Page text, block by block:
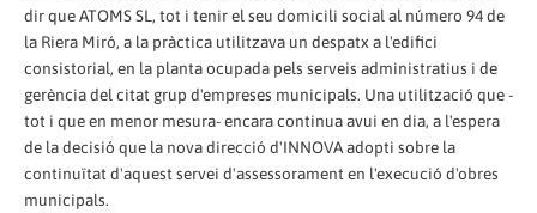
dir que ATOMS SL, tot i tenir el seu domicili social al número 94 de
la Riera Miró, a la pràctica utilitzava un despatx a l'edifici
consistorial, en la planta ocupada pels serveis administratius i de
gerència del citat grup d'empreses municipals. Una utilització que -
tot i que en menor mesura- encara continua avui en dia, a l'espera
de la decisió que la nova direcció d'INNOVA adopti sobre la
continuïtat d'aquest servei d'assessorament en l'execució d'obres
municipals.